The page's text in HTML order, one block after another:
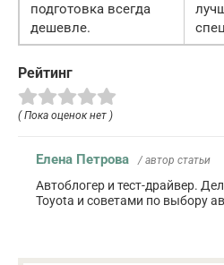
подготовка всегда
дешевле.
Рейтинг
( Пока оценок нет )
Елена Петрова / автор статьи
Автоблогер и тест-драйвер.
Toyota и советами по выбору